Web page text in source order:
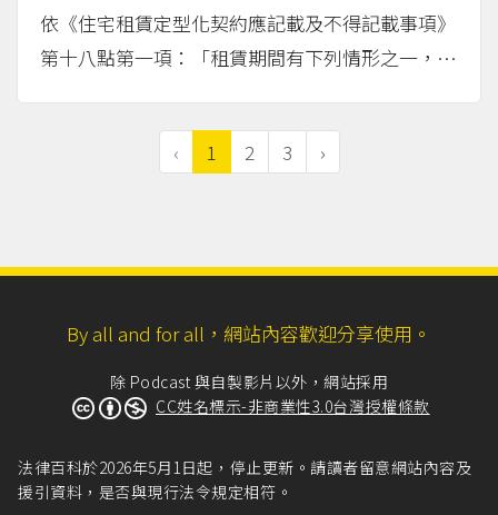
依《住宅租賃定型化契約應記載及不得記載事項》
第十八點第一項：「租賃期間有下列情形之一，致
不得要求任何賠償：（一）租賃住宅未合於所約定
居住使用，並有修繕之必要，經承租人定相當期限
‹ 1 2 3 ›
By all and for all，網站內容歡迎分享使用。
除 Podcast 與自製影片以外，網站採用
CC姓名標示-非商業性3.0台灣授權條款
法律百科於2026年5月1日起，停止更新。請讀者留意網站內容及
援引資料，是否與現行法令規定相符。